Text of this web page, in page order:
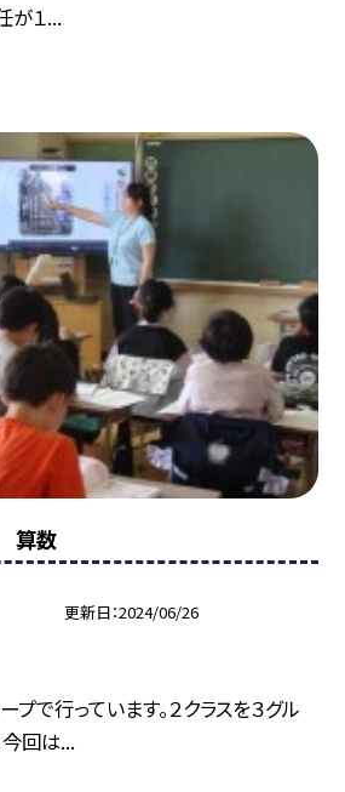
が１...
算数
更新日 2024/06/26
で行っています。２クラスを３グル
今回は...